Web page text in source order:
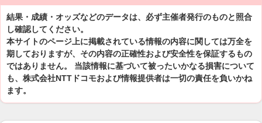
結果・成績・オッズなどのデータは、必ず主催者発行のものと照合
し確認してください。
本サイトのページ上に掲載されている情報の内容に関しては万全を
期しておりますが、その内容の正確性および安全性を保証するもの
ではありません。 当該情報に基づいて被ったいかなる損害について
も、株式会社NTTドコモおよび情報提供者は一切の責任を負いかね
ます。